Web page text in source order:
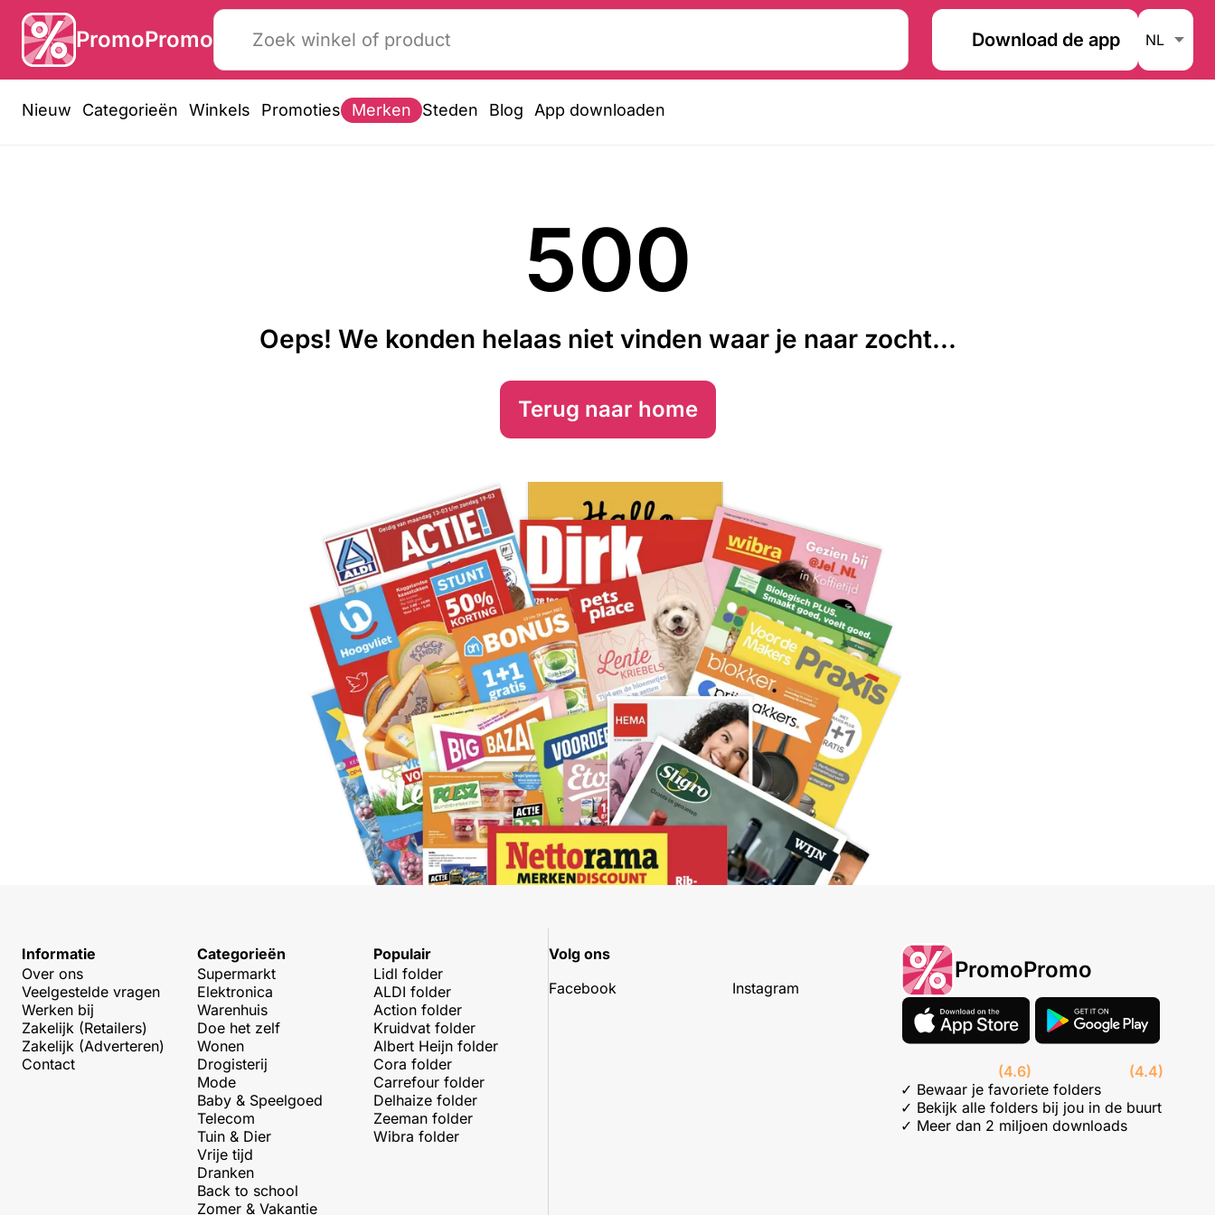
PromoPromo Download de app
Nieuw Categorieën Winkels Promoties Merken Steden Blog App downloaden
500
Oeps! We konden helaas niet vinden waar je naar zocht...
Terug naar home
Informatie
Over ons
Veelgestelde vragen
Werken bij
Zakelijk (Retailers)
Zakelijk (Adverteren)
Contact
Categorieën
Supermarkt
Elektronica
Warenhuis
Doe het zelf
Wonen
Drogisterij
Mode
Baby & Speelgoed
Telecom
Tuin & Dier
Vrije tijd
Dranken
Back to school
Zomer & Vakantie
Populair
Lidl folder
ALDI folder
Action folder
Kruidvat folder
Albert Heijn folder
Cora folder
Carrefour folder
Delhaize folder
Zeeman folder
Wibra folder
Volg ons
Facebook
Instagram
PromoPromo
(4.6)
(4.4)
✓ Bewaar je favoriete folders
✓ Bekijk alle folders bij jou in de buurt
✓ Meer dan 2 miljoen downloads